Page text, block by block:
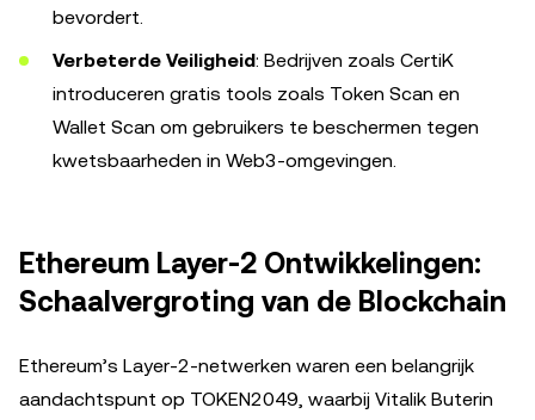
bevordert.
Verbeterde Veiligheid: Bedrijven zoals CertiK
introduceren gratis tools zoals Token Scan en
Wallet Scan om gebruikers te beschermen tegen
kwetsbaarheden in Web3-omgevingen.
Ethereum Layer-2 Ontwikkelingen:
Schaalvergroting van de Blockchain
Ethereum’s Layer-2-netwerken waren een belangrijk
aandachtspunt op TOKEN2049, waarbij Vitalik Buterin